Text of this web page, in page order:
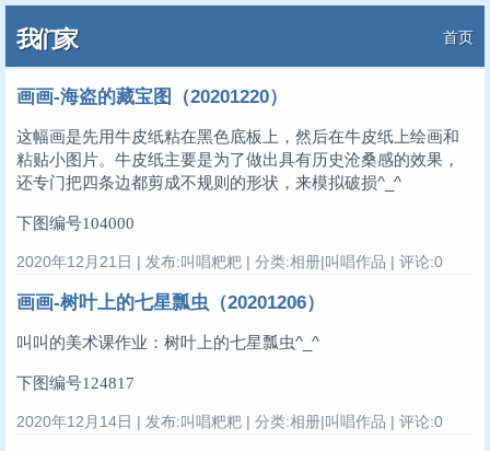
我们家 首页
画画-海盗的藏宝图（20201220）
这幅画是先用牛皮纸粘在黑色底板上，然后在牛皮纸上绘画和
粘贴小图片。牛皮纸主要是为了做出具有历史沧桑感的效果，
还专门把四条边都剪成不规则的形状，来模拟破损^_^
下图编号104000
2020年12月21日 | 发布:叫唱粑粑 | 分类:相册|叫唱作品 | 评论:0
画画-树叶上的七星瓢虫（20201206）
叫叫的美术课作业：树叶上的七星瓢虫^_^
下图编号124817
2020年12月14日 | 发布:叫唱粑粑 | 分类:相册|叫唱作品 | 评论:0